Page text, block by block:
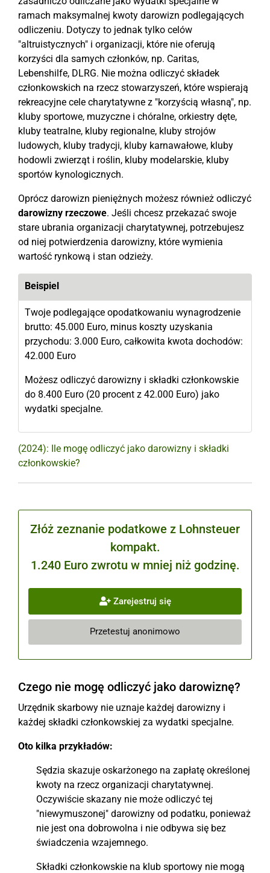
ramach maksymalnej kwoty darowizn podlegających
odliczeniu. Dotyczy to jednak tylko celów
"altruistycznych" i organizacji, które nie oferują
korzyści dla samych członków, np. Caritas,
Lebenshilfe, DLRG. Nie można odliczyć składek
członkowskich na rzecz stowarzyszeń, które wspierają
rekreacyjne cele charytatywne z "korzyścią własną", np.
kluby sportowe, muzyczne i chóralne, orkiestry dęte,
kluby teatralne, kluby regionalne, kluby strojów
ludowych, kluby tradycji, kluby karnawałowe, kluby
hodowli zwierząt i roślin, kluby modelarskie, kluby
sportów kynologicznych.
Oprócz darowizn pieniężnych możesz również odliczyć
darowizny rzeczowe. Jeśli chcesz przekazać swoje
stare ubrania organizacji charytatywnej, potrzebujesz
od niej potwierdzenia darowizny, które wymienia
wartość rynkową i stan odzieży.
Beispiel
Twoje podlegające opodatkowaniu wynagrodzenie
brutto: 45.000 Euro, minus koszty uzyskania
przychodu: 3.000 Euro, całkowita kwota dochodów:
42.000 Euro
Możesz odliczyć darowizny i składki członkowskie
do 8.400 Euro (20 procent z 42.000 Euro) jako
wydatki specjalne.
(2024): Ile mogę odliczyć jako darowizny i składki
członkowskie?
Złóż zeznanie podatkowe z Lohnsteuer
kompakt.
1.240 Euro zwrotu w mniej niż godzinę.
Zarejestruj się
Przetestuj anonimowo
Czego nie mogę odliczyć jako darowiznę?
Urzędnik skarbowy nie uznaje każdej darowizny i
każdej składki członkowskiej za wydatki specjalne.
Oto kilka przykładów:
Sędzia skazuje oskarżonego na zapłatę określonej
kwoty na rzecz organizacji charytatywnej.
Oczywiście skazany nie może odliczyć tej
"niewymuszonej" darowizny od podatku, ponieważ
nie jest ona dobrowolna i nie odbywa się bez
świadczenia wzajemnego.
Składki członkowskie na klub sportowy nie mogą